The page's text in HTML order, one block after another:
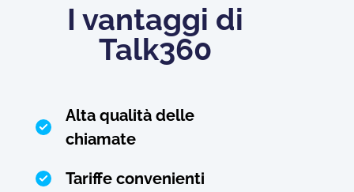
I vantaggi di
Talk360
Alta qualità delle
chiamate
Tariffe convenienti